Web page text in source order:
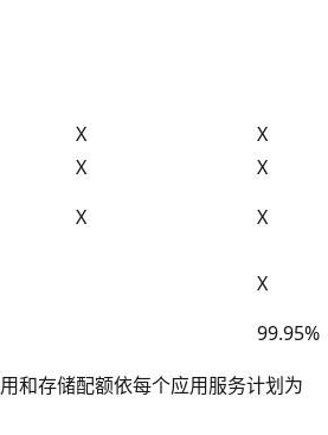
X
X
X
X
X
X
X
99.95%
和存储配额依每个应用服务计划为